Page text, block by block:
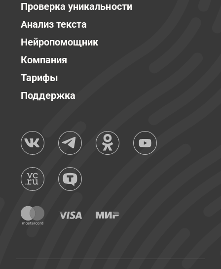
Проверка уникальности
Анализ текста
Нейропомощник
Компания
Тарифы
Поддержка